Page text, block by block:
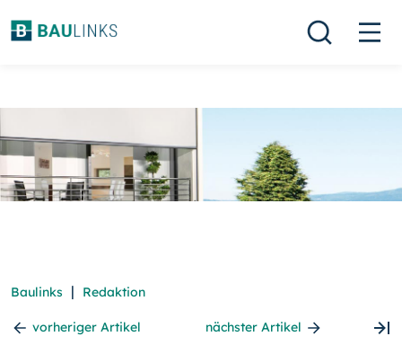
Baulinks | Redaktion
vorheriger Artikel nächster Artikel